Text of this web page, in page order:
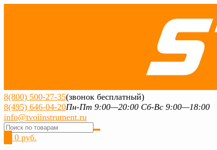
8(800) 500-27-35(звонок бесплатный)
8(495) 646-04-20Пн-Пт 9:00—20:00 Сб-Вс 9:00—18:00
info@tvoiinstrument.ru
0 руб.